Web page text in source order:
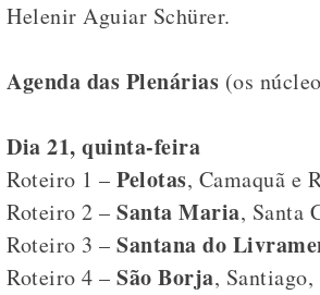
Helenir Aguiar Schürer.
Agenda das Plenárias (os
Dia 21, quinta-feira
Roteiro 1 – Pelotas, Camaquã e
Roteiro 2 – Santa Maria, Santa
Roteiro 3 – Santana do
Roteiro 4 – São Borja,